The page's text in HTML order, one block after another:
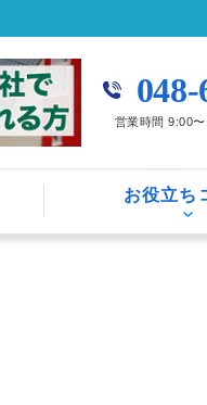
営業時間 9:00
お役立ち